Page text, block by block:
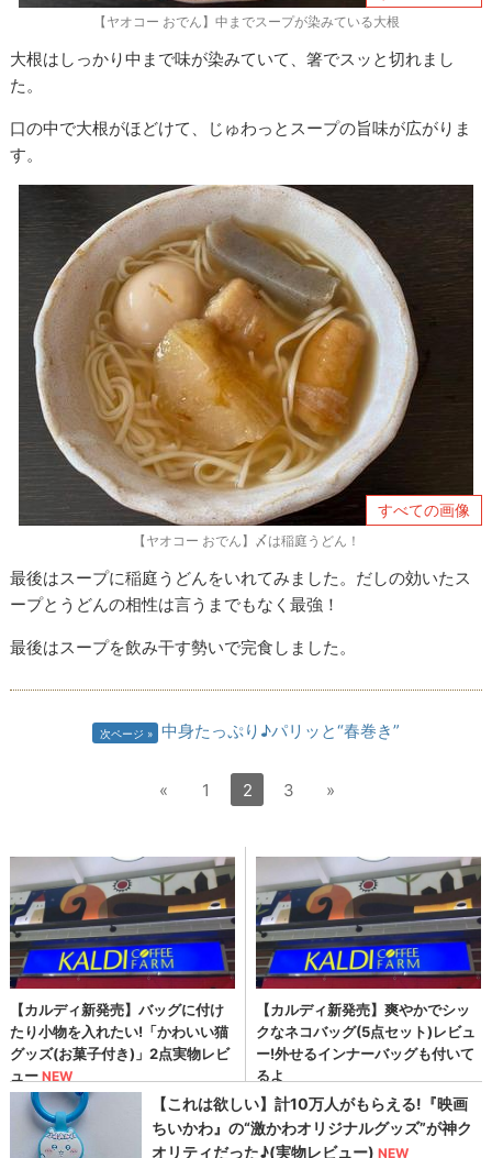
【ヤオコー おでん】中までスープが染みている大根
大根はしっかり中まで味が染みていて、箸でスッと切れまし
た。
口の中で大根がほどけて、じゅわっとスープの旨味が広がりま
す。
すべての画像
【ヤオコー おでん】〆は稲庭うどん！
最後はスープに稲庭うどんをいれてみました。だしの効いたス
ープとうどんの相性は言うまでもなく最強！
最後はスープを飲み干す勢いで完食しました。
次ページ 中身たっぷり♪パリッと“春巻き”
« 1 2 3 »